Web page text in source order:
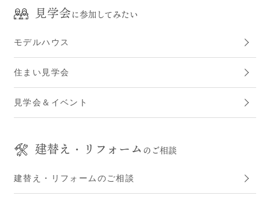
見学会に参加してみたい
モデルハウス
住まい見学会
見学会＆イベント
建替え・リフォーム のご相談
建替え・リフォームのご相談